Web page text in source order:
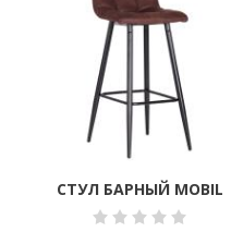
СТУЛ БАРНЫЙ MOBIL